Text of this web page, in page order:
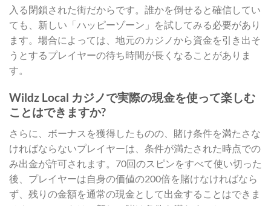
入る閉鎖された街だからです。誰かを倒せると確信してい
ても、新しい「ハッピーゾーン」を試してみる必要があり
ます。場合によっては、地元のカジノから資金を引き出そ
うとするプレイヤーの待ち時間が長くなることがありま
す。
Wildz Local カジノで実際の現金を使って楽しむ
ことはできますか?
さらに、ボーナスを獲得したものの、賭け条件を満たさな
ければならないプレイヤーは、条件が満たされた時点での
み出金が許可されます。70回のスピンをすべて使い切った
後、プレイヤーは自身の価値の200倍を賭けなければなら
ず、残りの金額を通常の現金として出金することはできま